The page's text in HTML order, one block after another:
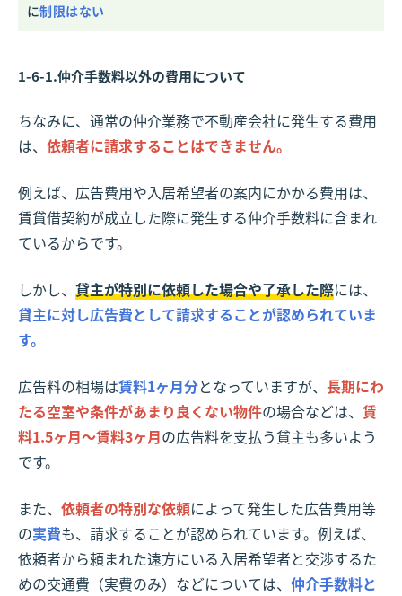
に制限はない
1-6-1.仲介手数料以外の費用について
ちなみに、通常の仲介業務で不動産会社に発生する費用
は、 依頼者に請求することはできません。
例えば、広告費用や入居希望者の案内にかかる費用は、
賃貸借契約が成立した際に発生する仲介手数料に含まれ
ているからです。
しかし、 貸主が特別に依頼した場合や了承した際には、
貸主に対し広告費として請求することが認められていま
す。
広告料の相場は賃料1ヶ月分となっていますが、 長期にわ
たる空室や条件があまり良くない物件の場合などは、 賃
料1.5ヶ月～賃料3ヶ月の広告料を支払う貸主も多いよう
です。
また、 依頼者の特別な依頼によって発生した広告費用等
の実費も、請求することが認められています。例えば、
依頼者から頼まれた遠方にいる入居希望者と交渉するた
めの交通費（実費のみ）などについては、 仲介手数料と